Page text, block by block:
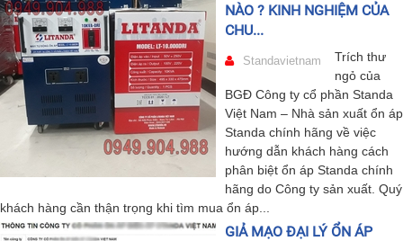
NÀO ? KINH NGHIỆM CỦA
CHU...
Standavietnam
Trích thư
ngỏ của
BGĐ Công ty cổ phần Standa
Việt Nam – Nhà sản xuất ổn áp
Standa chính hãng về việc
hướng dẫn khách hàng cách
phân biệt ổn áp Standa chính
hãng do Công ty sản xuất. Quý
khách hàng cần thận trọng khi tìm mua ổn áp...
GIẢ MẠO ĐẠI LÝ ỔN ÁP